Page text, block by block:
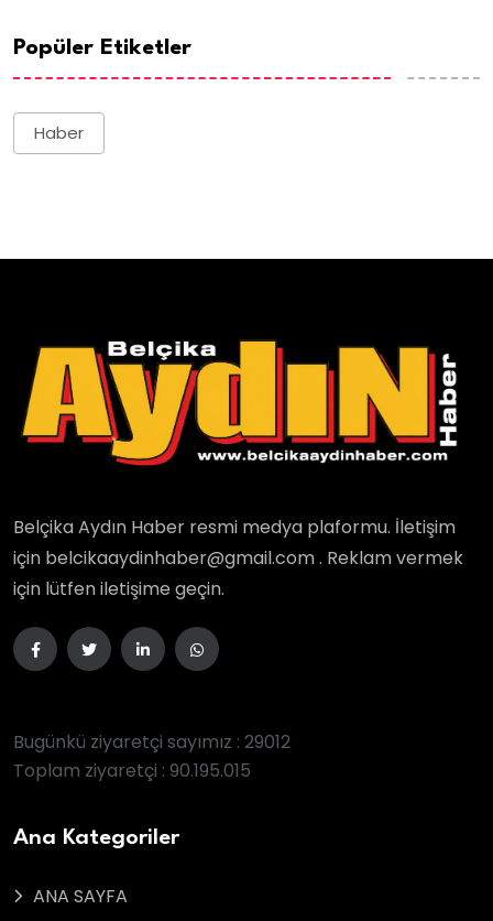
Popüler Etiketler
Haber
Belçika Aydın Haber resmi medya plaformu. İletişim
için belcikaaydinhaber@gmail.com . Reklam vermek
için lütfen iletişime geçin.
Bugünkü ziyaretçi sayımız : 29012
Toplam ziyaretçi : 90.195.015
Ana Kategoriler
ANA SAYFA